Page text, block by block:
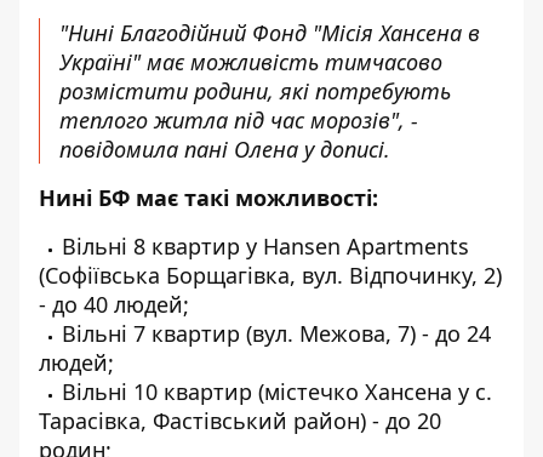
"Нині Благодійний Фонд "Місія Хансена в
Україні" має можливість тимчасово
розмістити родини, які потребують
теплого житла під час морозів", -
повідомила пані Олена у дописі.
Нині БФ має такі можливості:
Вільні 8 квартир у Hansen Apartments
(Софіївська Борщагівка, вул. Відпочинку, 2)
- до 40 людей;
Вільні 7 квартир (вул. Межова, 7) - до 24
людей;
Вільні 10 квартир (містечко Хансена у с.
Тарасівка, Фастівський район) - до 20
родин;